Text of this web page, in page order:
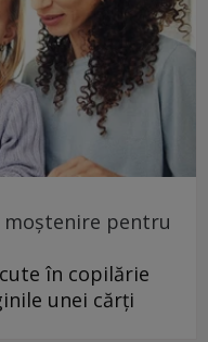
pentru
în copilărie
unei cărți